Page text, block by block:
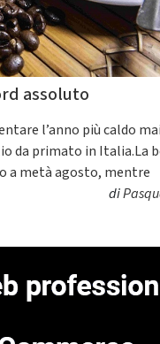
assoluto
l’anno più caldo mai
da primato in Italia.La
a metà agosto, mentre
di